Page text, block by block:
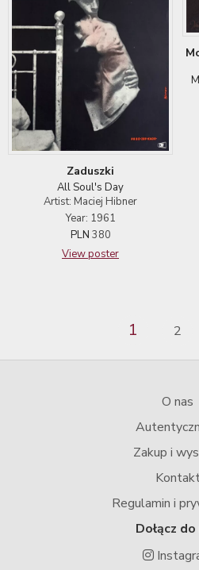
Zaduszki
All Soul's Day
Artist: Maciej Hibner
Year: 1961
PLN 380
View poster
1 2
O nas
Zakup i
Regulamin i
Dołącz